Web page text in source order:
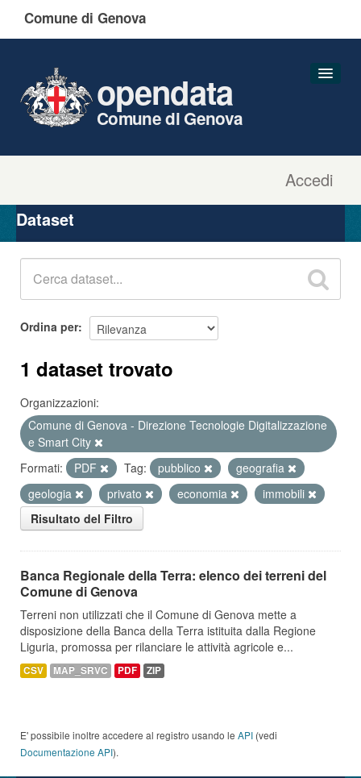
Comune di Genova
Accedi
opendata
Comune di Genova
Organizzazioni
Gruppi
Dataset
Ordina per
1 dataset trovato
Organizzazioni:
Comune di Genova - Direzione Tecnologie Digitalizzazione
e Smart City
Formati:
PDF Tag: pubblico
geografia
geologia
privato economia
immobili
Risultato del Filtro
Banca Regionale della Terra: elenco dei terreni del
Comune di Genova
Terreni non utilizzati che il Comune di Genova mette a
disposizione della Banca della Terra istituita dalla Regione
Liguria, promossa per rilanciare le attività agricole e...
CSV MAP_SRVC PDF ZIP
E' possibile inoltre accedere al registro usando le API (vedi
Documentazione API).